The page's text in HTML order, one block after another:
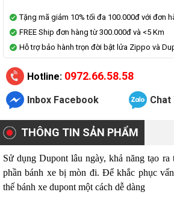
Tặng mã giảm 10% tối đa 100.000đ với đơn
FREE Ship đơn hàng từ 300.000đ và <5 Km
Hỗ trợ bảo hành trọn đời bật lửa Zippo và
Hotline: 0972.66.58.58
Inbox Facebook Chat
THÔNG TIN SẢN PHẨM
Sử dụng Dupont lâu ngày, khả năng tạo
phần bánh xe bị mòn đi. Để khắc phục
thế bánh xe dupont một cách dễ dàng